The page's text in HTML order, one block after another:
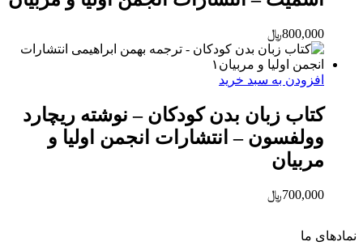
800,000﷼
افزودن به سبد خرید
کتاب زبان بدن کودکان – نوشته ریچارد
وولفسون – انتشارات انجمن اولیا و
مربیان
700,000﷼
نماد‌های ما